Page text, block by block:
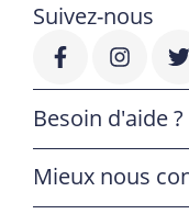
Suivez-nous
Besoin d'aide ?
Mieux nous